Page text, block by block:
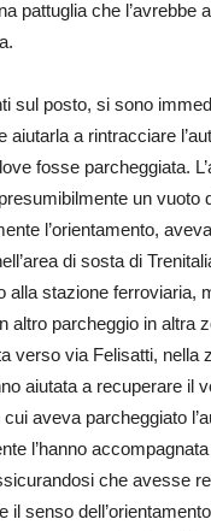
pattuglia che l’avrebbe
sul posto, si sono
aiutarla a rintracciare
fosse parcheggiata.
un vuoto
l’orientamento,
di sosta di
alla stazione ferroviaria,
altro parcheggio in altra
verso via Felisatti, nella
aiutata a recuperare il
cui aveva parcheggiato
l’hanno
che avesse
il senso